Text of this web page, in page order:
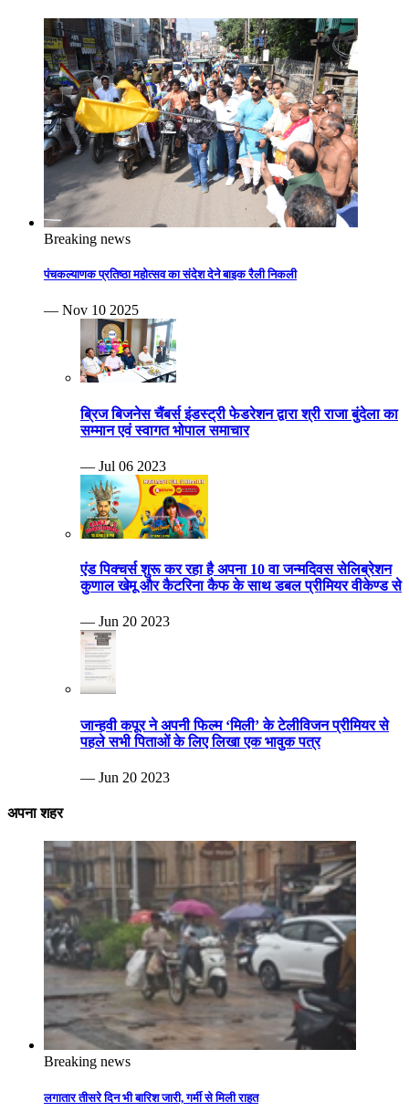
Breaking news
पंचकल्याणक प्रतिष्ठा महोत्सव का संदेश देने बाइक रैली निकली
— Nov 10 2025
ब्रिज बिजनेस चैंबर्स इंडस्ट्री फेडरेशन द्वारा श्री राजा बुंदेला का
सम्मान एवं स्वागत भोपाल समाचार
— Jul 06 2023
एंड पिक्चर्स शुरू कर रहा है अपना 10 वा जन्मदिवस सेलिब्रेशन
कुणाल खेमू और कैटरिना कैफ के साथ डबल प्रीमियर वीकेण्ड से
— Jun 20 2023
जान्हवी कपूर ने अपनी फिल्म ‘मिली’ के टेलीविजन प्रीमियर से
पहले सभी पिताओं के लिए लिखा एक भावुक पत्र
— Jun 20 2023
अपना शहर
Breaking news
लगातार तीसरे दिन भी बारिश जारी, गर्मी से मिली राहत